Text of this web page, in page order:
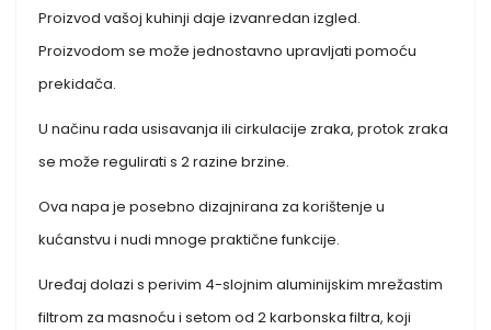
Proizvod vašoj kuhinji daje izvanredan izgled.
Proizvodom se može jednostavno upravljati pomoću
prekidača.
U načinu rada usisavanja ili cirkulacije zraka, protok zraka
se može regulirati s 2 razine brzine.
Ova napa je posebno dizajnirana za korištenje u
kućanstvu i nudi mnoge praktične funkcije.
Uređaj dolazi s perivim 4-slojnim aluminijskim mrežastim
filtrom za masnoću i setom od 2 karbonska filtra, koji